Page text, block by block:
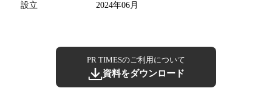
設立
2024年06月
PR TIMESのご利用について
資料をダウンロード